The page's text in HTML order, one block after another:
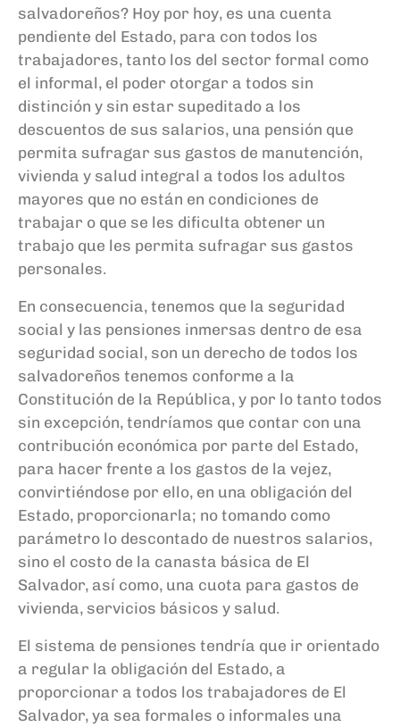
salvadoreños? Hoy por hoy, es una cuenta
pendiente del Estado, para con todos los
trabajadores, tanto los del sector formal como
el informal, el poder otorgar a todos sin
distinción y sin estar supeditado a los
descuentos de sus salarios, una pensión que
permita sufragar sus gastos de manutención,
vivienda y salud integral a todos los adultos
mayores que no están en condiciones de
trabajar o que se les dificulta obtener un
trabajo que les permita sufragar sus gastos
personales.
En consecuencia, tenemos que la seguridad
social y las pensiones inmersas dentro de esa
seguridad social, son un derecho de todos los
salvadoreños tenemos conforme a la
Constitución de la República, y por lo tanto todos
sin excepción, tendríamos que contar con una
contribución económica por parte del Estado,
para hacer frente a los gastos de la vejez,
convirtiéndose por ello, en una obligación del
Estado, proporcionarla; no tomando como
parámetro lo descontado de nuestros salarios,
sino el costo de la canasta básica de El
Salvador, así como, una cuota para gastos de
vivienda, servicios básicos y salud.
El sistema de pensiones tendría que ir orientado
a regular la obligación del Estado, a
proporcionar a todos los trabajadores de El
Salvador, ya sea formales o informales una